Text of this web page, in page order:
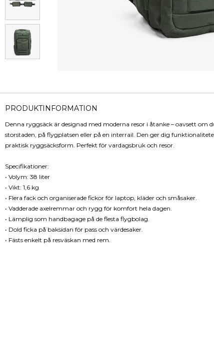
PRODUKTINFORMATION
Denna ryggsäck är designad med moderna resor i åtanke – oavsett om
storstaden, på flygplatsen eller på en interrail. Den ger dig
praktisk ryggsäcksform. Perfekt för vardagsbruk och resor.
Specifikationer:
• Volym: 38 liter
• Vikt: 1,6 kg
• Flera fack och organiserade fickor för laptop, kläder och småsaker.
• Vadderade axelremmar och rygg för komfort hela dagen.
• Lämplig som handbagage på de flesta flygbolag.
• Dold ficka på baksidan för pass och värdesaker.
• Fästs enkelt på resväskan med rem.